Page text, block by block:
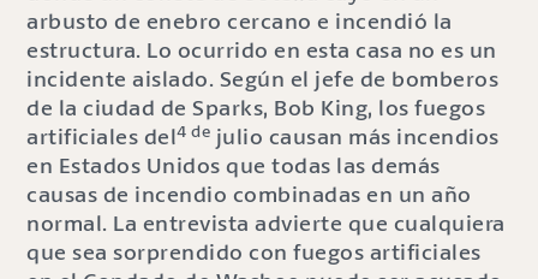
arbusto de enebro cercano e incendió la
estructura. Lo ocurrido en esta casa no es un
incidente aislado. Según el jefe de bomberos
de la ciudad de Sparks, Bob King, los fuegos
artificiales del4 de julio causan más incendios
en Estados Unidos que todas las demás
causas de incendio combinadas en un año
normal. La entrevista advierte que cualquiera
que sea sorprendido con fuegos artificiales